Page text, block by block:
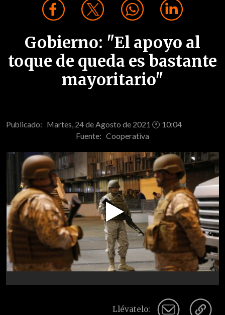
Gobierno: "El apoyo al
toque de queda es bastante
mayoritario"
Publicado: Martes, 24 de Agosto de 2021 🕐 10:04
Fuente: Cooperativa
Play
Video
Llévatelo: